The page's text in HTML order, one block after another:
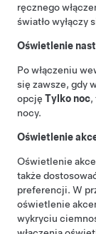
ręcznego
światło wyłączy
Oświetlenie
Po włączeniu
się zawsze, gdy
opcję Tylko noc,
nocy.
Oświetlenie
Oświetlenie
także
preferencji. W
oświetlenie
wykryciu